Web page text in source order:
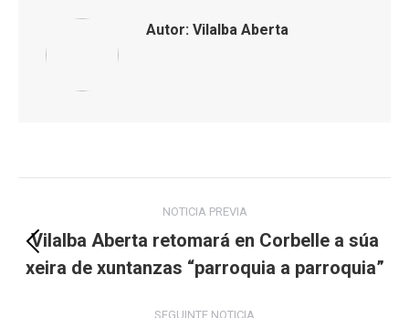
Autor: Vilalba Aberta
navigation
NOTICIA PREVIA
Previous
post:
Vilalba Aberta retomará en Corbelle a súa
xeira de xuntanzas “parroquia a parroquia”
SEGUINTE NOTICIA